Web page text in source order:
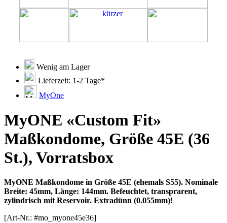
Wenig am Lager
Lieferzeit: 1-2 Tage*
MyOne
MyONE «Custom Fit»
Maßkondome, Größe 45E (36
St.), Vorratsbox
MyONE Maßkondome in Größe 45E (ehemals S55). Nominale
Breite: 45mm, Länge: 144mm. Befeuchtet, transprarent,
zylindrisch mit Reservoir. Extradünn (0.055mm)!
[Art-Nr.: #mo_myone45e36]